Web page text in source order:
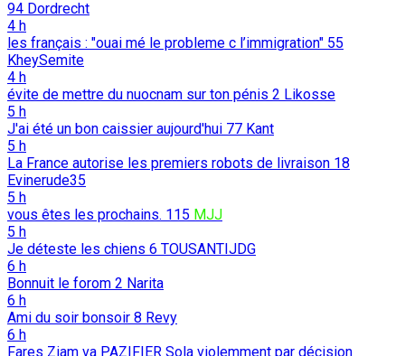
94 Dordrecht
4 h
les français : "ouai mé le probleme c l’immigration" 55
KheySemite
4 h
évite de mettre du nuocnam sur ton pénis 2 Likosse
5 h
J'ai été un bon caissier aujourd'hui 77 Kant
5 h
La France autorise les premiers robots de livraison 18
Evinerude35
5 h
vous êtes les prochains. 115 MJJ
5 h
Je déteste les chiens 6 TOUSANTIJDG
6 h
Bonnuit le forom 2 Narita
6 h
Ami du soir bonsoir 8 Revy
6 h
Fares Ziam va PAZIFIER Sola violemment par déçision